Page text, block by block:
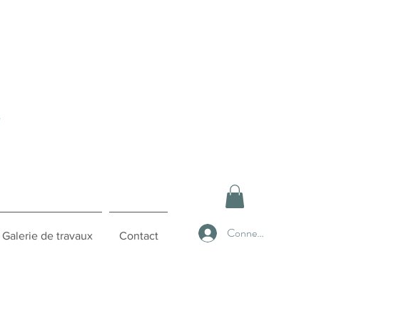
Galerie de travaux Contact Connexion